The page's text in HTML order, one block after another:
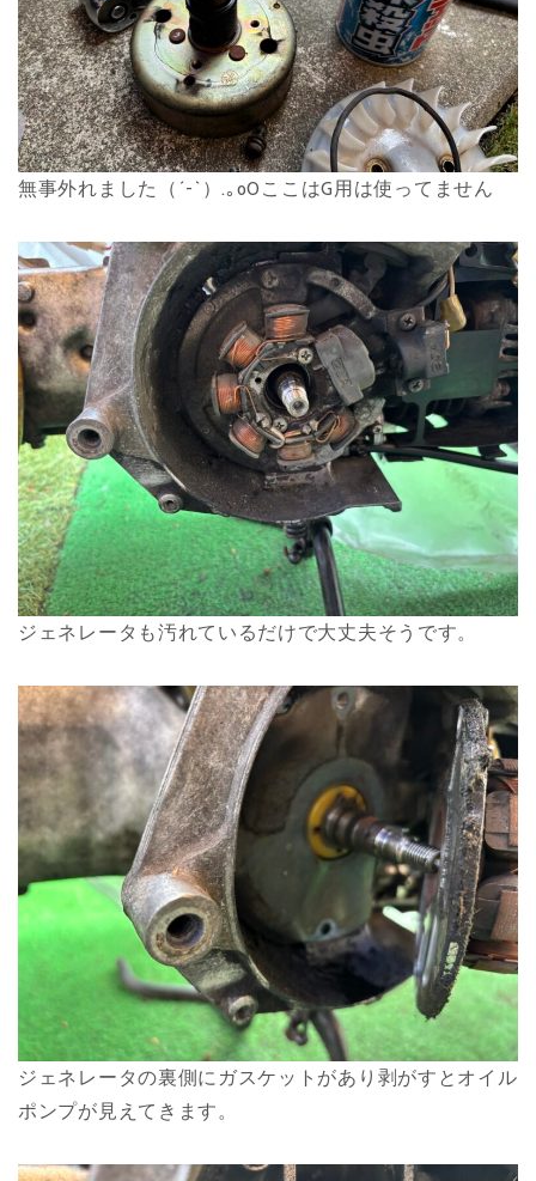
無事外れました（´-`）.｡oOここはG用は使ってません
ジェネレータも汚れているだけで大丈夫そうです。
ジェネレータの裏側にガスケットがあり剥がすとオイル
ポンプが見えてきます。